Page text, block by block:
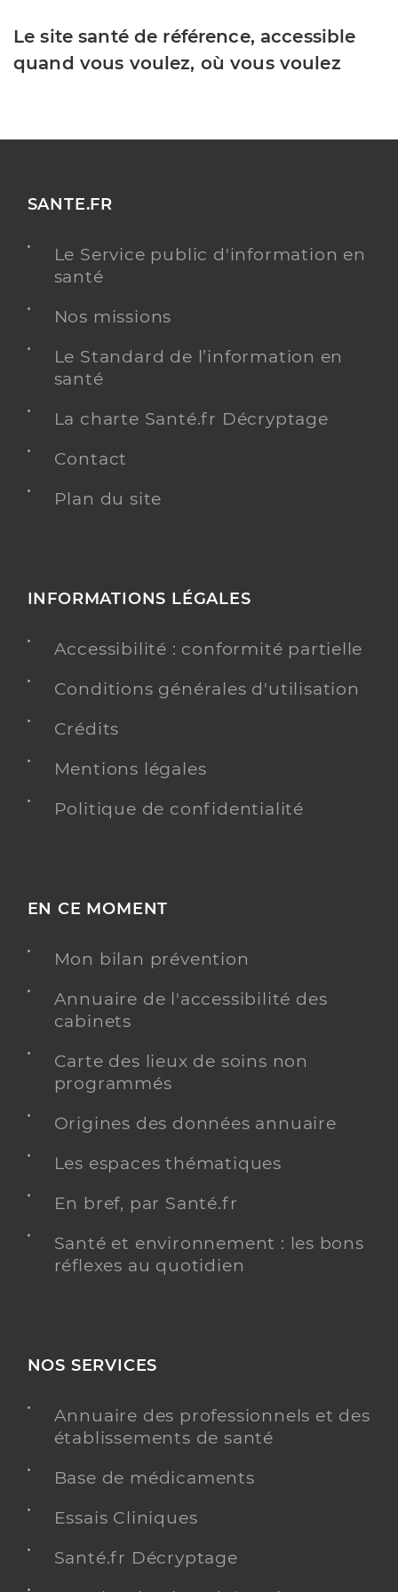
Le site santé de référence, accessible
quand vous voulez, où vous voulez
SANTE.FR
Le Service public d'information en
santé
Nos missions
Le Standard de l’information en
santé
La charte Santé.fr Décryptage
Contact
Plan du site
INFORMATIONS LÉGALES
Accessibilité : conformité partielle
Conditions générales d'utilisation
Crédits
Mentions légales
Politique de confidentialité
EN CE MOMENT
Mon bilan prévention
Annuaire de l'accessibilité des
cabinets
Carte des lieux de soins non
programmés
Origines des données annuaire
Les espaces thématiques
En bref, par Santé.fr
Santé et environnement : les bons
réflexes au quotidien
NOS SERVICES
Annuaire des professionnels et des
établissements de santé
Base de médicaments
Essais Cliniques
Santé.fr Décryptage